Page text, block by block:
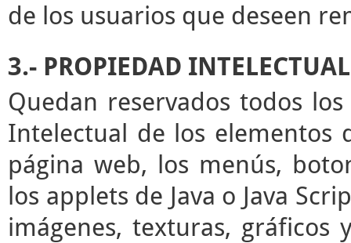
de los usuarios que deseen
3.- PROPIEDAD
Quedan reservados todos
Intelectual de los elementos
página web, los menús,
los applets de Java o Java
imágenes, texturas,